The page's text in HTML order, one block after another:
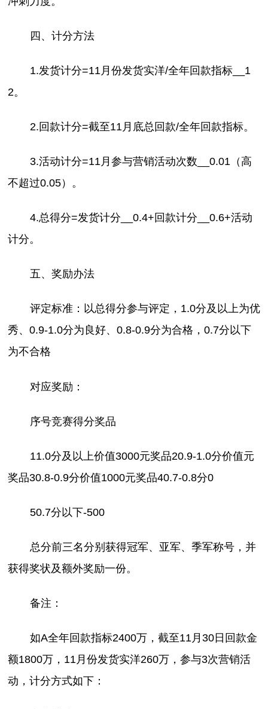
四、计分方法
1.发货计分=11月份发货实洋/全年回款指标__1
2。
2.回款计分=截至11月底总回款/全年回款指标。
3.活动计分=11月参与营销活动次数__0.01（高
不超过0.05）。
4.总得分=发货计分__0.4+回款计分__0.6+活动
计分。
五、奖励办法
评定标准：以总得分参与评定，1.0分及以上为优
秀、0.9-1.0分为良好、0.8-0.9分为合格，0.7分以下
为不合格
对应奖励：
序号竞赛得分奖品
11.0分及以上价值3000元奖品20.9-1.0分价值元
奖品30.8-0.9分价值1000元奖品40.7-0.8分0
50.7分以下-500
总分前三名分别获得冠军、亚军、季军称号，并
获得奖状及额外奖励一份。
备注：
如A全年回款指标2400万，截至11月30日回款金
额1800万，11月份发货实洋260万，参与3次营销活
动，计分方式如下：